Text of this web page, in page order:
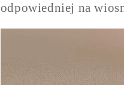
odpowiedniej na